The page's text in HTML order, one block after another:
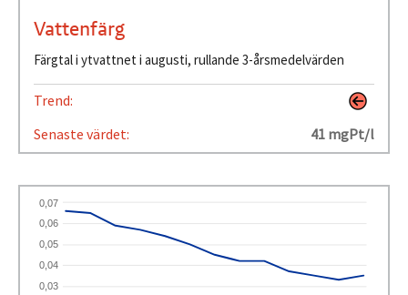
Vattenfärg
Färgtal i ytvattnet i augusti, rullande 3-årsmedelvärden
Trend:
Senaste värdet:
41 mgPt/l
0,03
0,04
0,05
0,06
0,07